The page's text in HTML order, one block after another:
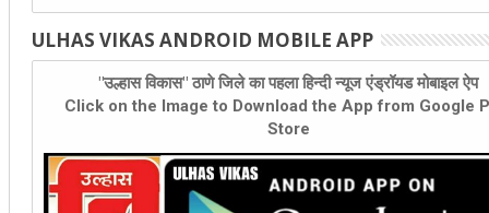
ULHAS VIKAS ANDROID MOBILE APP
"उल्हास विकास" ठाणे जिले का पहला हिन्दी न्यूज एंड्रॉयड मोबाइल ऐप
Click on the Image to Download the App from Google
Store